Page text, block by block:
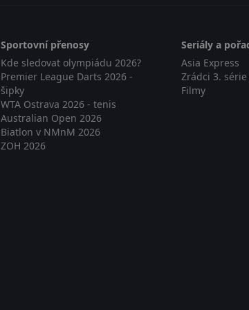
Sportovní přenosy
Kde sledovat olympiádu 2026?
Premier League Darts 2026 -
šipky
WTA Ostrava 2026 - tenis
Australian Open 2026
Biatlon v NMnM 2026
ZOH 2026
Seriály a
Asia Express
Zrádci 3. série
Filmy